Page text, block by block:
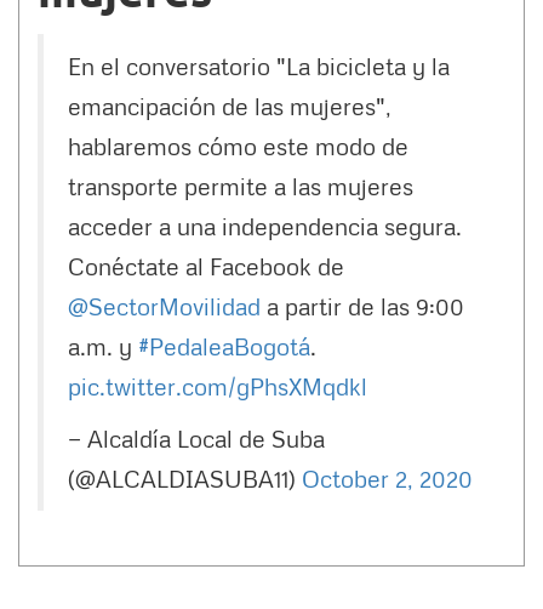
En el conversatorio "La bicicleta y la
emancipación de las mujeres",
hablaremos cómo este modo de
transporte permite a las mujeres
acceder a una independencia segura.
Conéctate al Facebook de
@SectorMovilidad a partir de las 9:00
a.m. y #PedaleaBogotá.
pic.twitter.com/gPhsXMqdkl
— Alcaldía Local de Suba
(@ALCALDIASUBA11) October 2, 2020